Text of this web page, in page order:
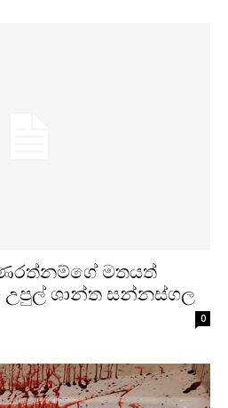
මතයත්
උපුල් ශාන්ත සන්නස්ගල
0